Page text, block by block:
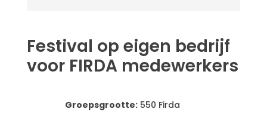
Festival op eigen bedrijf
voor FIRDA medewerkers
Groepsgrootte:550 Firda